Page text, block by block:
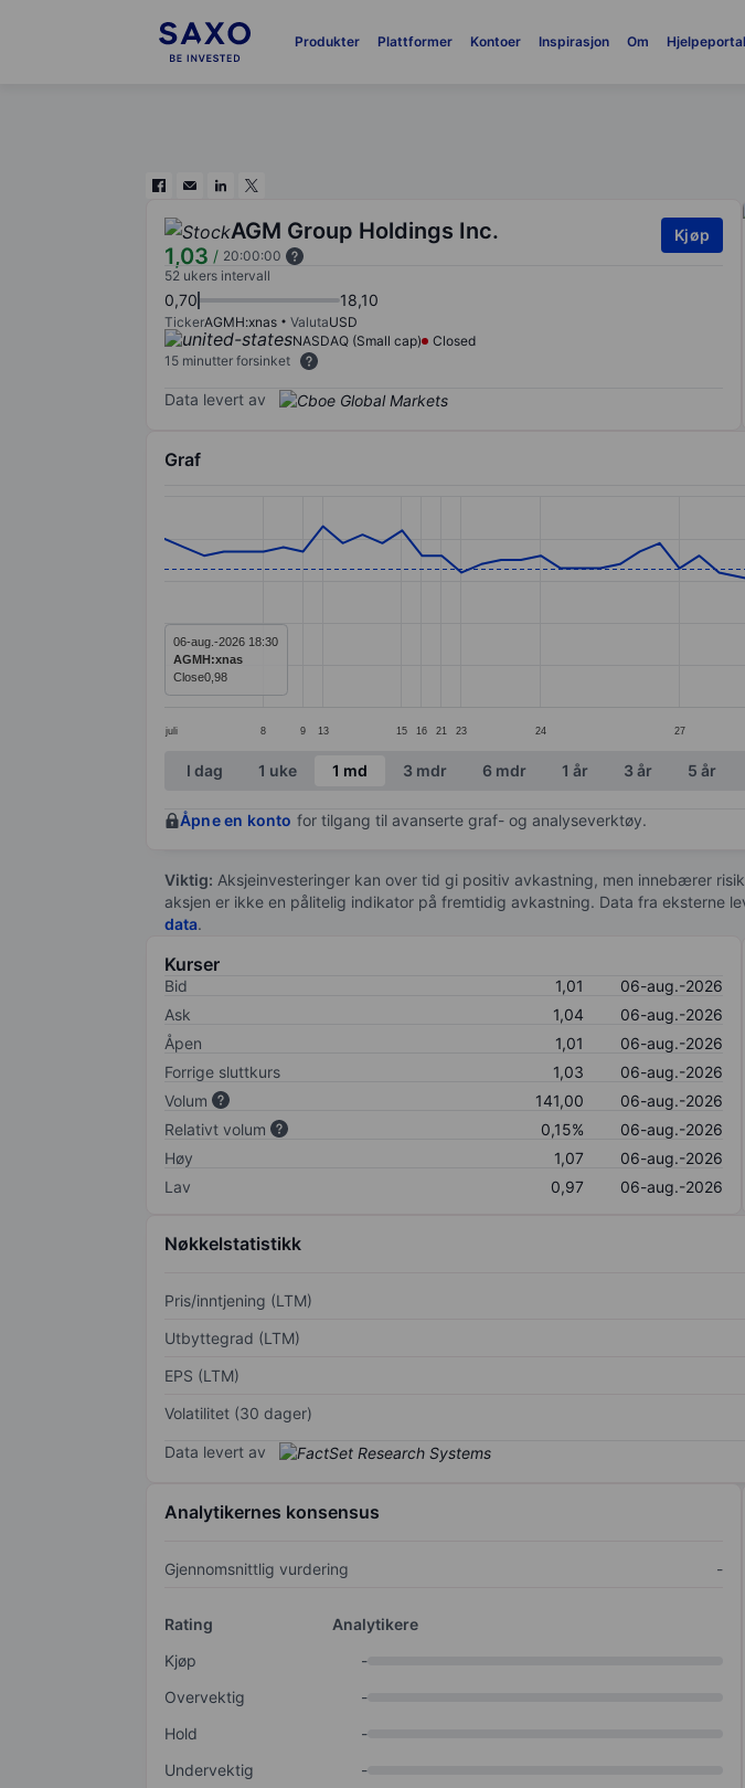
Produkter Plattformer Kontoer Inspirasjon Om Hjelpeportal
AGM Group Holdings Inc.
1,03 / 20:00:00
Kjøp
52 ukers intervall
0,70 18,10
TickerAGMH:xnas ValutaUSD
NASDAQ (Small cap)
Closed
15 minutter forsinket
Data levert av
Graf
Line chart with 58 data points.
The chart has 1 X axis displaying categories.
juli 8 9 13 15 16 21 23 24 27
06-aug.-2026 18:30
AGMH:xnas
Close0,98
End of interactive chart.
I dag 1 uke 1 md 3 mdr 6 mdr 1 år 3 år 5 år
Åpne en konto for tilgang til avanserte graf- og analyseverktøy.
Viktig: Aksjeinvesteringer kan over tid gi positiv avkastning, men innebærer
aksjen er ikke en pålitelig indikator på fremtidig avkastning. Data fra eksterne
data.
Kurser
Bid 1,01
06-aug.-2026
Ask
1,04
06-aug.-2026
Åpen
1,01
06-aug.-2026
Forrige sluttkurs
1,03
06-aug.-2026
Volum
141,00
06-aug.-2026
Relativt volum
0,15%
06-aug.-2026
Høy
1,07
06-aug.-2026
Lav
0,97 06-aug.-2026
Nøkkelstatistikk
Pris/inntjening (LTM)
Utbyttegrad (LTM)
EPS (LTM)
Volatilitet (30 dager)
Data levert av
Analytikernes konsensus
Gjennomsnittlig vurdering -
Rating
Analytikere
Kjøp
-
Overvektig
-
Hold
-
Undervektig
-